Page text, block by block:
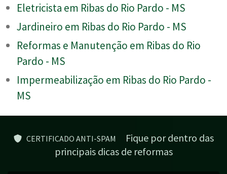
Eletricista em Ribas do Rio Pardo - MS
Jardineiro em Ribas do Rio Pardo - MS
Reformas e Manutenção em Ribas do Rio
Pardo - MS
Impermeabilização em Ribas do Rio Pardo -
MS
CERTIFICADO ANTI-SPAM
Fique por dentro das
principais dicas de reformas